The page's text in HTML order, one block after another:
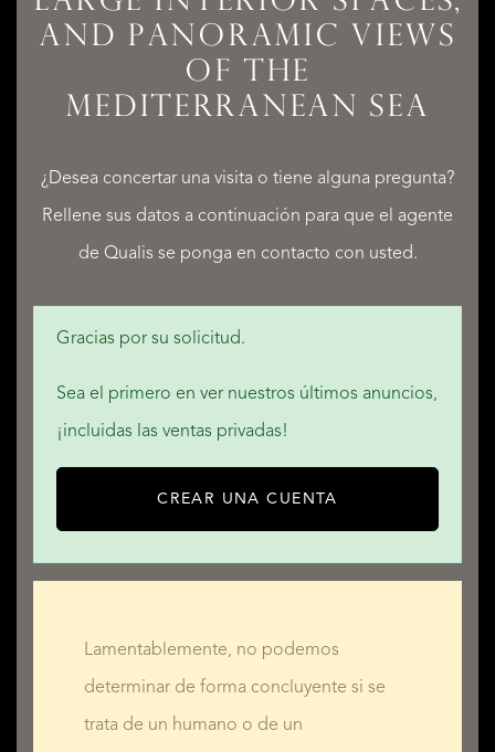
AND PANORAMIC VIEWS
OF THE
MEDITERRANEAN SEA
¿Desea concertar una visita o tiene alguna pregunta?
Rellene sus datos a continuación para que el agente
de Qualis se ponga en contacto con usted.
Gracias por su solicitud.
Sea el primero en ver nuestros últimos anuncios,
¡incluidas las ventas privadas!
CREAR UNA CUENTA
Lamentablemente, no podemos
determinar de forma concluyente si se
trata de un humano o de un
SERVICIOS